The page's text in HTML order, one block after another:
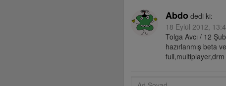
Abdo dedi ki:
18 Eylül 2012,
Tolga Avcı / 12
hazırlanmış beta